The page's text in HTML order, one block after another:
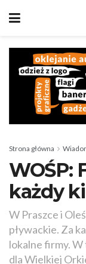
Strona główna
WOŚP:
każdy
W Praszce i
pływackie. Za
lokalne firmy. W
dla Wielkiej